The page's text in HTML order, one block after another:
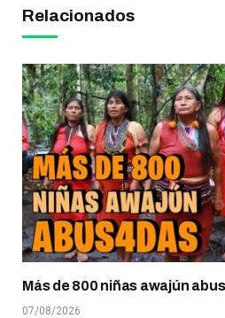
Relacionados
Más de 800 niñas awajún
07/08/2026